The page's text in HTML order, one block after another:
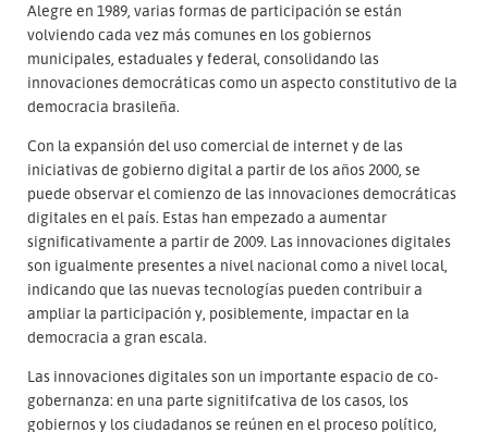
Alegre en 1989, varias formas de participación se están
volviendo cada vez más comunes en los gobiernos
municipales, estaduales y federal, consolidando las
innovaciones democráticas como un aspecto constitutivo de la
democracia brasileña.
Con la expansión del uso comercial de internet y de las
iniciativas de gobierno digital a partir de los años 2000, se
puede observar el comienzo de las innovaciones democráticas
digitales en el país. Estas han empezado a aumentar
significativamente a partir de 2009. Las innovaciones digitales
son igualmente presentes a nivel nacional como a nivel local,
indicando que las nuevas tecnologías pueden contribuir a
ampliar la participación y, posiblemente, impactar en la
democracia a gran escala.
Las innovaciones digitales son un importante espacio de co-
gobernanza: en una parte signitifcativa de los casos, los
gobiernos y los ciudadanos se reúnen en el proceso político,